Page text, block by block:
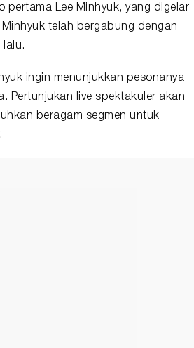
pertama Lee Minhyuk, yang digelar
telah bergabung dengan
lalu.
ingin menunjukkan pesonanya
Pertunjukan live spektakuler akan
beragam segmen untuk